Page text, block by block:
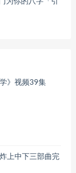
》视频39集
上中下三部曲完